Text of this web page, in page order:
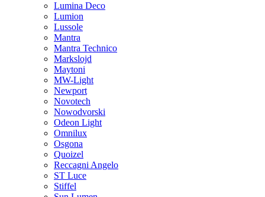
Lumina Deco
Lumion
Lussole
Mantra
Mantra Technico
Markslojd
Maytoni
MW-Light
Newport
Novotech
Nowodvorski
Odeon Light
Omnilux
Osgona
Quoizel
Reccagni Angelo
ST Luce
Stiffel